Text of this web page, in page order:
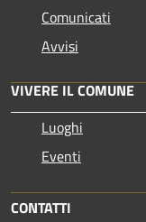
Comunicati
Avvisi
VIVERE IL COMUNE
Luoghi
Eventi
CONTATTI